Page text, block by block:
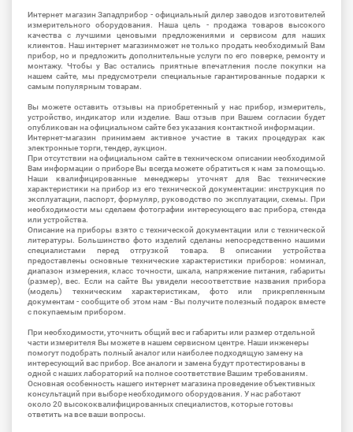
Интернет магазин Западприбор - официальный дилер заводов изготовителей
измерительного оборудования. Наша цель - продажа товаров высокого
качества с лучшими ценовыми предложениями и сервисом для наших
клиентов. Наш интернет магазинможет не только продать необходимый Вам
прибор, но и предложить дополнительные услуги по его поверке, ремонту и
монтажу. Чтобы у Вас остались приятные впечатления после покупки на
нашем сайте, мы предусмотрели специальные гарантированные подарки к
самым популярным товарам.
Вы можете оставить отзывы на приобретенный у нас прибор, измеритель,
устройство, индикатор или изделие. Ваш отзыв при Вашем согласии будет
опубликован на официальном сайте без указания контактной информации.
Интернет-магазин принимаем активное участие в таких процедурах как
электронные торги, тендер, аукцион.
При отсутствии на официальном сайте в техническом описании необходимой
Вам информации о приборе Вы всегда можете обратиться к нам за помощью.
Наши квалифицированные менеджеры уточнят для Вас технические
характеристики на прибор из его технической документации: инструкция по
эксплуатации, паспорт, формуляр, руководство по эксплуатации, схемы. При
необходимости мы сделаем фотографии интересующего вас прибора, стенда
или устройства.
Описание на приборы взято с технической документации или с технической
литературы. Большинство фото изделий сделаны непосредственно нашими
специалистами перед отгрузкой товара. В описании устройства
предоставлены основные технические характеристики приборов: номинал,
диапазон измерения, класс точности, шкала, напряжение питания, габариты
(размер), вес. Если на сайте Вы увидели несоответствие названия прибора
(модель) техническим характеристикам, фото или прикрепленным
документам - сообщите об этом нам - Вы получите полезный подарок вместе
с покупаемым прибором.
При необходимости, уточнить общий вес и габариты или размер отдельной
части измерителя Вы можете в нашем сервисном центре. Наши инженеры
помогут подобрать полный аналог или наиболее подходящую замену на
интересующий вас прибор. Все аналоги и замена будут протестированы в
одной с наших лабораторий на полное соответствие Вашим требованиям.
Основная особенность нашего интернет магазина проведение объективных
консультаций при выборе необходимого оборудования. У нас работают
около 20 высококвалифицированных специалистов, которые готовы
ответить на все ваши вопросы.